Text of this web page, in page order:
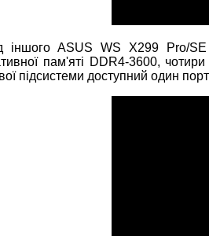
іншого ASUS WS X299 Pro/SE
пам'яті DDR4-3600,
підсистеми доступний один